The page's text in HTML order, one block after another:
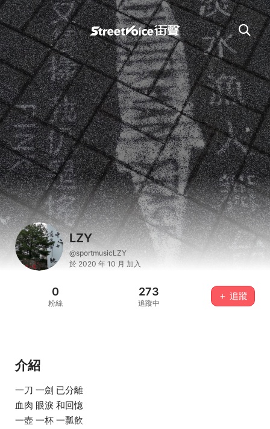
LZY
@sportmusicLZY
於 2020 年 10 月 加入
0
粉絲
273
追蹤中
＋ 追蹤
介紹
一刀 一劍 已分離
血肉 眼淚 和回憶
一壺 一杯 一瓢飲